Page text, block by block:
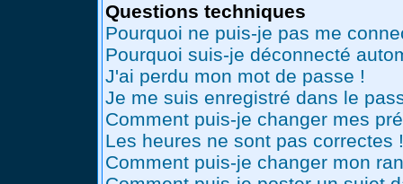
Questions techniques
Pourquoi ne puis-je pas me
Pourquoi suis-je déconnecté
J'ai perdu mon mot de passe !
Je me suis enregistré dans le
Comment puis-je changer mes
Les heures ne sont pas correctes !
Comment puis-je changer mon